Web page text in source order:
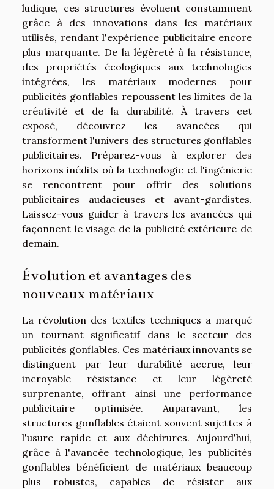
ludique, ces structures évoluent constamment
grâce à des innovations dans les matériaux
utilisés, rendant l'expérience publicitaire encore
plus marquante. De la légèreté à la résistance,
des propriétés écologiques aux technologies
intégrées, les matériaux modernes pour
publicités gonflables repoussent les limites de la
créativité et de la durabilité. À travers cet
exposé, découvrez les avancées qui
transforment l'univers des structures gonflables
publicitaires. Préparez-vous à explorer des
horizons inédits où la technologie et l'ingénierie
se rencontrent pour offrir des solutions
publicitaires audacieuses et avant-gardistes.
Laissez-vous guider à travers les avancées qui
façonnent le visage de la publicité extérieure de
demain.
Évolution et avantages des
nouveaux matériaux
La révolution des textiles techniques a marqué
un tournant significatif dans le secteur des
publicités gonflables. Ces matériaux innovants se
distinguent par leur durabilité accrue, leur
incroyable résistance et leur légèreté
surprenante, offrant ainsi une performance
publicitaire optimisée. Auparavant, les
structures gonflables étaient souvent sujettes à
l'usure rapide et aux déchirures. Aujourd'hui,
grâce à l'avancée technologique, les publicités
gonflables bénéficient de matériaux beaucoup
plus robustes, capables de résister aux